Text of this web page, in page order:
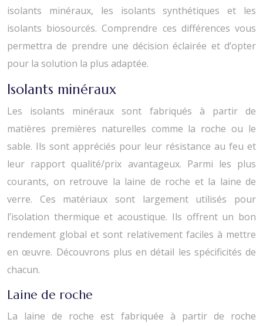
isolants minéraux, les isolants synthétiques et les
isolants biosourcés. Comprendre ces différences vous
permettra de prendre une décision éclairée et d’opter
pour la solution la plus adaptée.
Isolants minéraux
Les isolants minéraux sont fabriqués à partir de
matières premières naturelles comme la roche ou le
sable. Ils sont appréciés pour leur résistance au feu et
leur rapport qualité/prix avantageux. Parmi les plus
courants, on retrouve la laine de roche et la laine de
verre. Ces matériaux sont largement utilisés pour
l’isolation thermique et acoustique. Ils offrent un bon
rendement global et sont relativement faciles à mettre
en œuvre. Découvrons plus en détail les spécificités de
chacun.
Laine de roche
La laine de roche est fabriquée à partir de roche